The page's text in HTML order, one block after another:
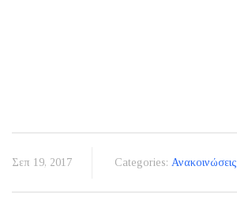
Σεπ 19, 2017 Categories: Ανακοινώσεις